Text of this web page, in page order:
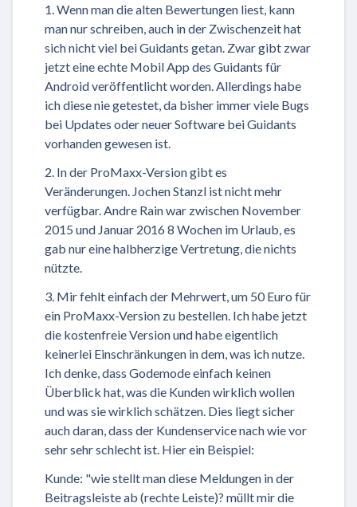
1. Wenn man die alten Bewertungen liest, kann
man nur schreiben, auch in der Zwischenzeit hat
sich nicht viel bei Guidants getan. Zwar gibt zwar
jetzt eine echte Mobil App des Guidants für
Android veröffentlicht worden. Allerdings habe
ich diese nie getestet, da bisher immer viele Bugs
bei Updates oder neuer Software bei Guidants
vorhanden gewesen ist.
2. In der ProMaxx-Version gibt es
Veränderungen. Jochen Stanzl ist nicht mehr
verfügbar. Andre Rain war zwischen November
2015 und Januar 2016 8 Wochen im Urlaub, es
gab nur eine halbherzige Vertretung, die nichts
nützte.
3. Mir fehlt einfach der Mehrwert, um 50 Euro für
ein ProMaxx-Version zu bestellen. Ich habe jetzt
die kostenfreie Version und habe eigentlich
keinerlei Einschränkungen in dem, was ich nutze.
Ich denke, dass Godemode einfach keinen
Überblick hat, was die Kunden wirklich wollen
und was sie wirklich schätzen. Dies liegt sicher
auch daran, dass der Kundenservice nach wie vor
sehr sehr schlecht ist. Hier ein Beispiel:
Kunde: "wie stellt man diese Meldungen in der
Beitragsleiste ab (rechte Leiste)? müllt mir die